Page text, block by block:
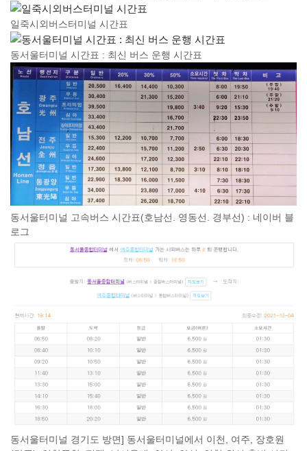
일죽시외버스터미널 시간표
동서울터미널 시간표 : 최신 버스 운행 시간표
동서울터미널 고속버스 시간표(호남선. 영동선. 경부선) : 네이버 블
로그
동서울터미널 경기도 방면] 동서울터미널에서 이천, 여주, 장호원